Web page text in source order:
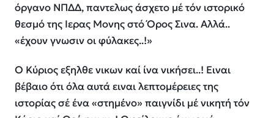
όργανο ΝΠΔΔ, παντελως άσχετο μέ τόν ιστορικό
θεσμό της Ιερας Μονης στό Όρος Σινα. Αλλά..
«έχουν γνωσιν οι φύλακες..!»
Ο Κύριος εξηλθε νικων καί ίνα νικήσει..! Ειναι
βέβαιο ότι όλα αυτά ειναι λεπτομέρειες της
ιστορίας σέ ένα «στημένο» παιγνίδι μέ νικητή τόν